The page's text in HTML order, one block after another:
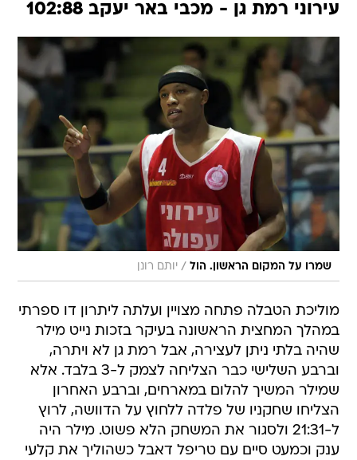
עירוני רמת גן - מכבי באר יעקב 102:88
שמרו על המקום הראשון. הול / יותם רונן
מוליכת הטבלה פתחה מצויין ועלתה ליתרון דו ספרתי
במהלך המחצית הראשונה בעיקר בזכות נייט מילר
שהיה בלתי ניתן לעצירה, אבל רמת גן לא ויתרה,
וברבע השלישי כבר הצליחה לצמק ל-3 בלבד. אלא
שמילר המשיך להלום במארחים, וברבע האחרון
הצליחו שחקניו של פלדה ללחוץ על הדוושה, לרוץ
ל-21:31 ולסגור את המשחק הלא פשוט. מילר היה
ענק וכמעט סיים עם טריפל דאבל כשהוליך את קלעי